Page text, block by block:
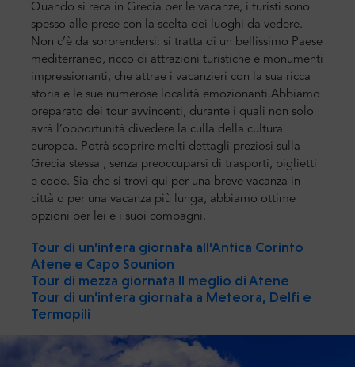
Quando si reca in Grecia per le vacanze, i turisti sono
spesso alle prese con la scelta dei luoghi da vedere.
Non c’è da sorprendersi: si tratta di un bellissimo Paese
mediterraneo, ricco di attrazioni turistiche e monumenti
impressionanti , che attrae i vacanzieri con la sua ricca
storia e le sue numerose località emozionanti.Abbiamo
preparato dei tour avvincenti, durante i quali non solo
avrà l’opportunità divedere la culla della cultura
europea. Potrà scoprire molti dettagli preziosi sulla
Grecia stessa , senza preoccuparsi di trasporti, biglietti
e code. Sia che si trovi qui per una breve vacanza in
città o per una vacanza più lunga, abbiamo ottime
opzioni per lei e i suoi compagni.
Tour di un’intera giornata all’Antica Corinto
Atene e Capo Sounion
Tour di mezza giornata Il meglio di Atene
Tour di un’intera giornata a Meteora, Delfi e
Termopili